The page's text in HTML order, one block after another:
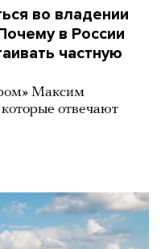
во владении
в России
частную
Максим
отвечают